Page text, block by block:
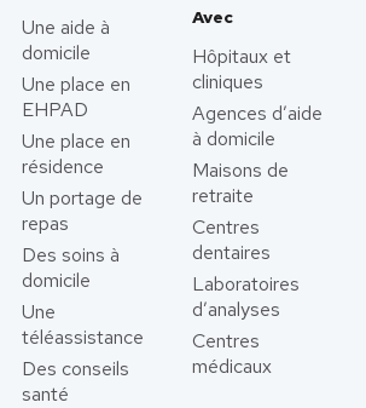
Une aide à
domicile
Une place en
EHPAD
Une place en
résidence
Un portage de
repas
Des soins à
domicile
Une
téléassistance
Des conseils
santé
Avec
Hôpitaux et
cliniques
Agences d’aide
à domicile
Maisons de
retraite
Centres
dentaires
Laboratoires
d’analyses
Centres
médicaux